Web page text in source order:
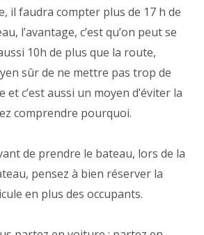
il faudra compter plus de 17 h de
l’avantage, c’est qu’on peut se
10h de plus que la route,
sûr de ne mettre pas trop de
c’est aussi un moyen d’éviter la
comprendre pourquoi.
de prendre le bateau, lors de la
pensez à bien réserver la
en plus des occupants.